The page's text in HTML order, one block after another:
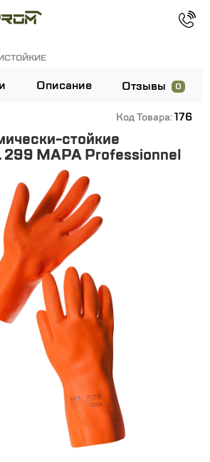
Описание Отзывы 0
Код Товара: 176
стойкие
299 MAPA Professionnel